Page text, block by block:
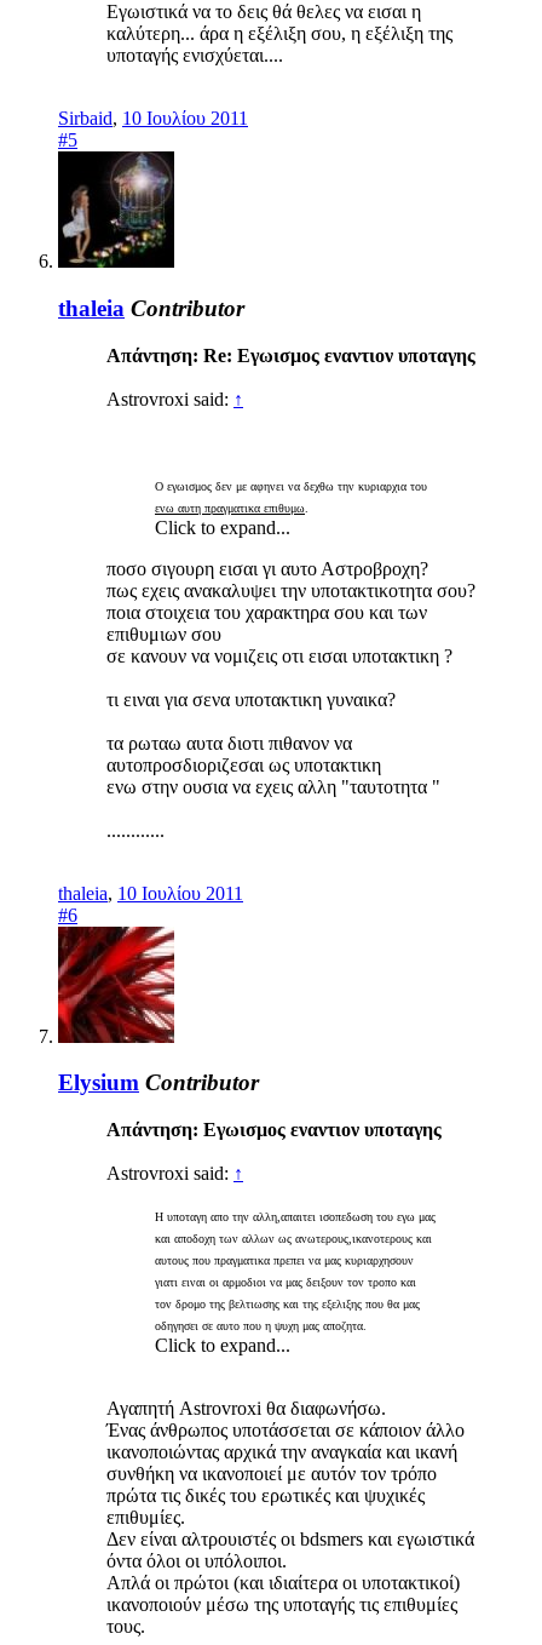
Εγωιστικά να το δεις θά θελες να εισαι η
καλύτερη... άρα η εξέλιξη σου, η εξέλιξη της
υποταγής ενισχύεται....
Sirbaid, 10 Ιουλίου 2011
#5
thaleia Contributor
Απάντηση: Re: Εγωισμος εναντιον υποταγης
Astrovroxi said: ↑
Ο εγωισμος δεν με αφηνει να δεχθω την κυριαρχια του
ενω αυτη πραγματικα επιθυμω
Click to expand...
ποσο σιγουρη εισαι γι αυτο Αστροβροχη?
πως εχεις ανακαλυψει την υποτακτικοτητα σου?
ποια στοιχεια του χαρακτηρα σου και των
επιθυμιων σου
σε κανουν να νομιζεις οτι εισαι υποτακτικη ?
τι ειναι για σενα υποτακτικη γυναικα?
τα ρωταω αυτα διοτι πιθανον να
αυτοπροσδιοριζεσαι ως υποτακτικη
ενω στην ουσια να εχεις αλλη "ταυτοτητα "
............
thaleia, 10 Ιουλίου 2011
#6
Elysium Contributor
Απάντηση: Εγωισμος εναντιον υποταγης
Astrovroxi said: ↑
Η υποταγη απο την αλλη,απαιτει ισοπεδωση του εγω μας
και αποδοχη των αλλων ως ανωτερους,ικανοτερους και
αυτους που πραγματικα πρεπει να μας κυριαρχησουν
γιατι ειναι οι αρμοδιοι να μας δειξουν τον τροπο και
τον δρομο της βελτιωσης και της εξελιξης που θα μας
οδηγησει σε αυτο που η ψυχη μας αποζητα.
Click to expand...
Αγαπητή Astrovroxi θα διαφωνήσω.
Ένας άνθρωπος υποτάσσεται σε κάποιον άλλο
ικανοποιώντας αρχικά την αναγκαία και ικανή
συνθήκη να ικανοποιεί με αυτόν τον τρόπο
πρώτα τις δικές του ερωτικές και ψυχικές
επιθυμίες.
Δεν είναι αλτρουιστές οι bdsmers και εγωιστικά
όντα όλοι οι υπόλοιποι.
Απλά οι πρώτοι (και ιδιαίτερα οι υποτακτικοί)
ικανοποιούν μέσω της υποταγής τις επιθυμίες
τους.